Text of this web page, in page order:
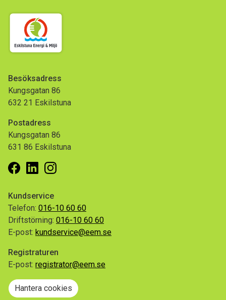
Besöksadress
Kungsgatan 86
632 21 Eskilstuna
Postadress
Kungsgatan 86
631 86 Eskilstuna
Facebook
LinkedinInstagram
Kundservice
Telefon: 016-10 60 60
Driftstörning: 016-10 60 60
E-post: kundservice@eem.se
Registraturen
E-post: registrator@eem.se
Hantera cookies